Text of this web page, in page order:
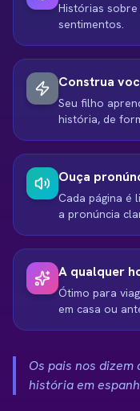
Histórias
sentimentos.
Construa
Seu filho
história, de
Ouça
Cada página é
a pronúncia
A qualquer
Ótimo para
em casa ou
Os pais nos dizem
história em